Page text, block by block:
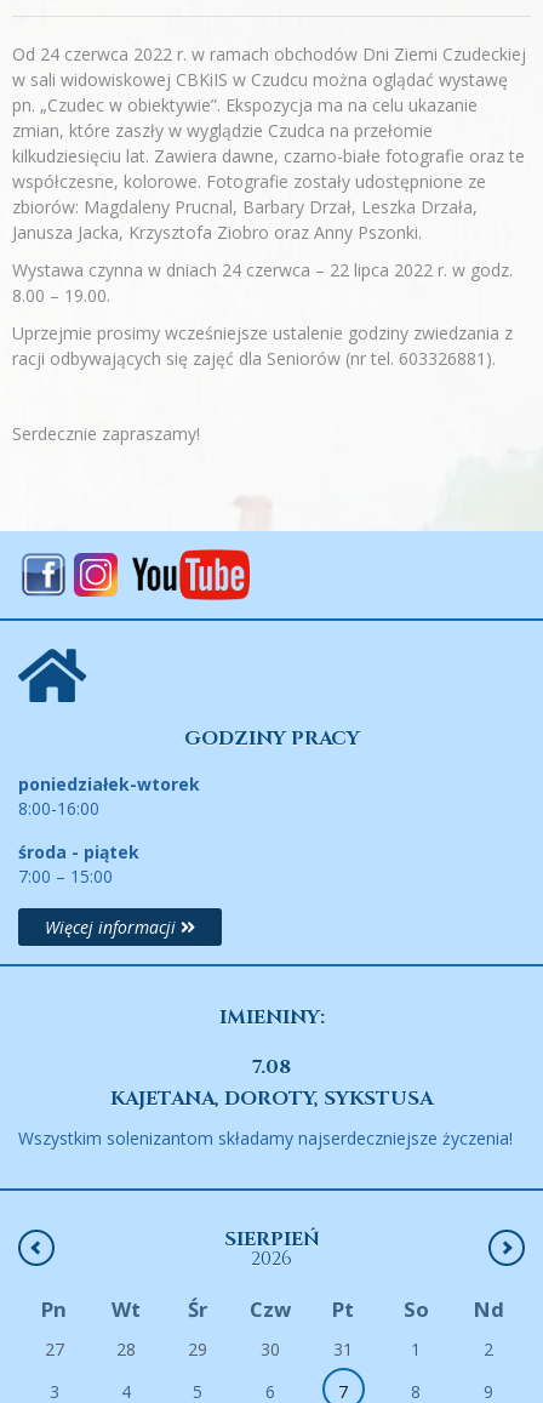
GODZINY PRACY
poniedziałek-wtorek
8:00-16:00
środa - piątek
7:00 – 15:00
Więcej informacji
IMIENINY:
7.08
KAJETANA, DOROTY, SYKSTUSA
Wszystkim solenizantom składamy najserdeczniejsze życzenia!
SIERPIEŃ
2026
Pn Wt Śr Czw Pt So Nd
27 28 29 30 31 1
2
3
4 5 6 7 8
9
Od 24 czerwca 2022 r. w ramach obchodów Dni Ziemi Czudeckiej
w sali widowiskowej CBKiIS w Czudcu można oglądać wystawę
pn. „Czudec w obiektywie”. Ekspozycja ma na celu ukazanie
zmian, które zaszły w wyglądzie Czudca na przełomie
kilkudziesięciu lat. Zawiera dawne, czarno-białe fotografie oraz te
współczesne, kolorowe. Fotografie zostały udostępnione ze
zbiorów: Magdaleny Prucnal, Barbary Drzał, Leszka Drzała,
Janusza Jacka, Krzysztofa Ziobro oraz Anny Pszonki.
Wystawa czynna w dniach 24 czerwca – 22 lipca 2022 r. w godz.
8.00 – 19.00.
Uprzejmie prosimy wcześniejsze ustalenie godziny zwiedzania z
racji odbywających się zajęć dla Seniorów (nr tel. 603326881).
Serdecznie zapraszamy!